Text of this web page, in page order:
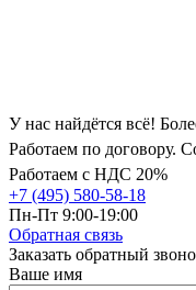
У нас найдётся всё!
Работаем по договору.
Работаем с НДС 20%
+7 (495) 580-58-18
Пн-Пт 9:00-19:00
Обратная связь
Заказать обратный
Ваше имя